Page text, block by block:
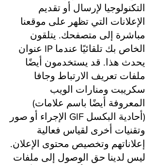
التكنولوجيا لإرسال أو تقديم
الإعلانات التي تظهر على موقعنا
مباشرة إلى متصفحك. يتلقون
عنوان IP الخاص بك تلقائيًا عندما
يحدث هذا. قد يستخدمون أيضًا
ملفات تعريف الارتباط وجافا
سكريبت ومنارات الويب
(المعروفة أيضًا باسم علامات
الإجراء أو صور GIF أحادية البكسل)
وتقنيات أخرى لقياس فعالية
إعلاناتهم وتخصيص محتوى الإعلان.
ليس لدينا حق الوصول إلى ملفات